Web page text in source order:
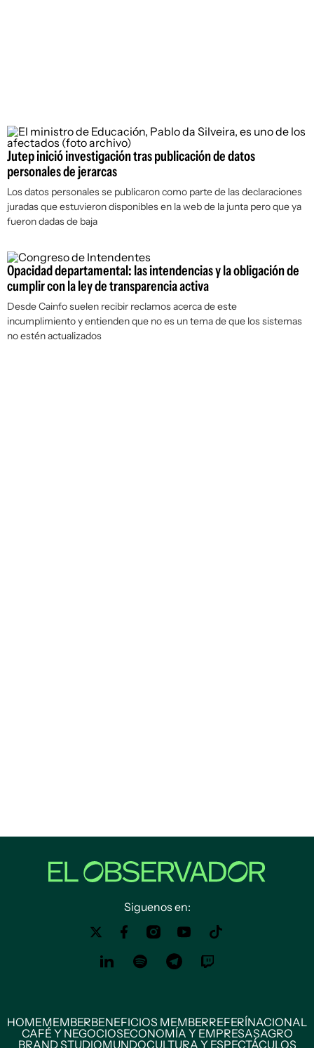
Jutep inició investigación tras publicación de datos
personales de jerarcas
Los datos personales se publicaron como parte de las declaraciones
juradas que estuvieron disponibles en la web de la junta pero que ya
fueron dadas de baja
Opacidad departamental: las intendencias y la obligación de
cumplir con la ley de transparencia activa
Desde Cainfo suelen recibir reclamos acerca de este
incumplimiento y entienden que no es un tema de que los sistemas
no estén actualizados
Siguenos en:
HOMEMEMBERBENEFICIOS MEMBERREFERÍNACIONAL
CAFÉ Y NEGOCIOSECONOMÍA Y EMPRESASAGRO
BRAND STUDIOMUNDOCULTURA Y ESPECTÁCULOS